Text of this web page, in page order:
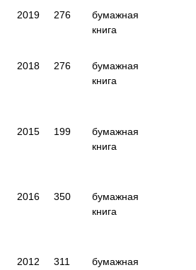
2019 276
бумажная
книга
2018 276
бумажная
книга
2015 199
бумажная
книга
2016 350
бумажная
книга
2012 311
бумажная